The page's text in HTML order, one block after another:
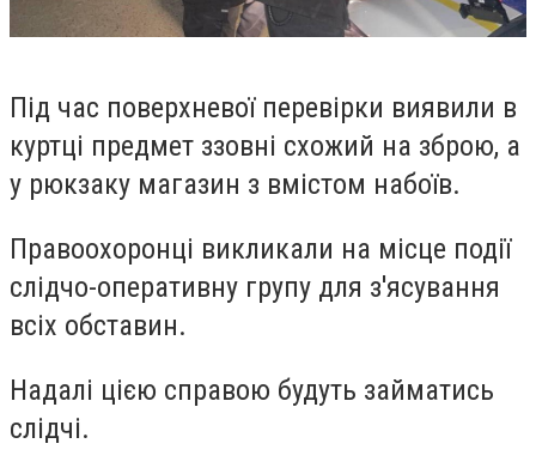
Під час поверхневої перевірки виявили в
куртці предмет ззовні схожий на зброю, а
у рюкзаку магазин з вмістом набоїв.
Правоохоронці викликали на місце події
слідчо-оперативну групу для з'ясування
всіх обставин.
Надалі цією справою будуть займатись
слідчі.